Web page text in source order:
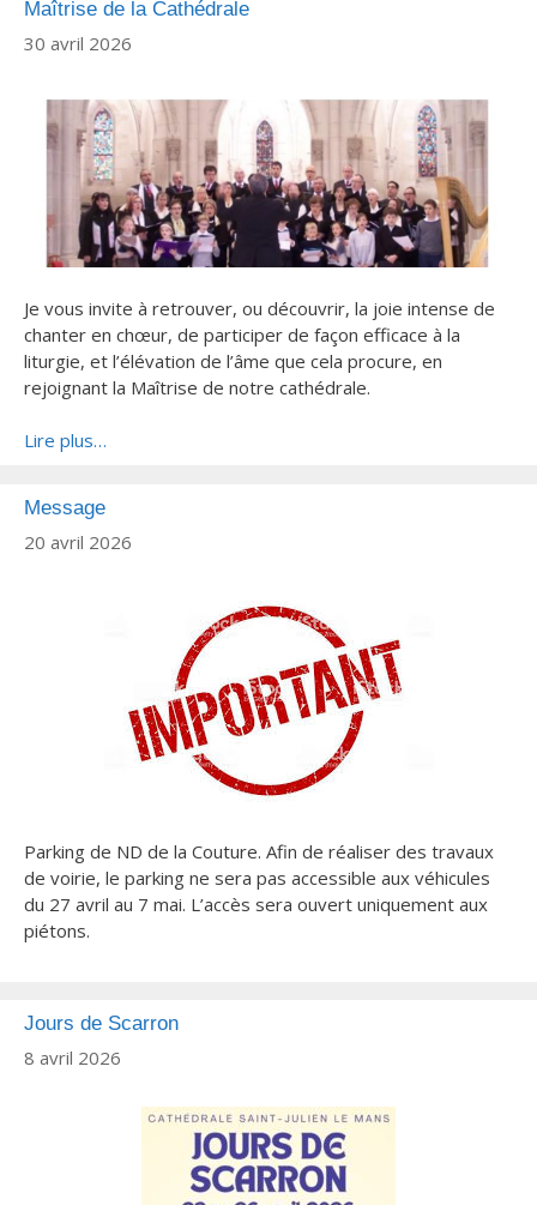
Maîtrise de la Cathédrale
30 avril 2026
Je vous invite à retrouver, ou découvrir, la joie intense de
chanter en chœur, de participer de façon efficace à la
liturgie, et l’élévation de l’âme que cela procure, en
rejoignant la Maîtrise de notre cathédrale.
Lire plus…
Message
20 avril 2026
Parking de ND de la Couture. Afin de réaliser des travaux
de voirie, le parking ne sera pas accessible aux véhicules
du 27 avril au 7 mai. L’accès sera ouvert uniquement aux
piétons.
Jours de Scarron
8 avril 2026